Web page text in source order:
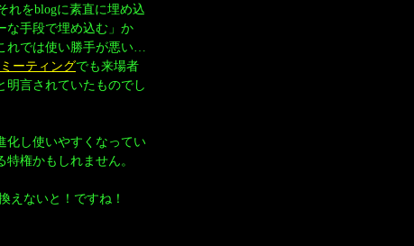
れをblogに素直に埋め込
な手段で埋め込む」か
れでは使い勝手が悪い…
ーティングでも来場者
明言されていたものでし
化し使いやすくなってい
権かもしれません。
えないと！ですね！